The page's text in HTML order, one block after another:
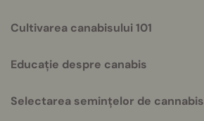
Cultivarea canabisului 101
Educație despre canabis
Selectarea semințelor de cannabis